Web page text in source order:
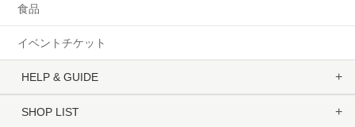
食品
イベントチケット
HELP & GUIDE
SHOP LIST